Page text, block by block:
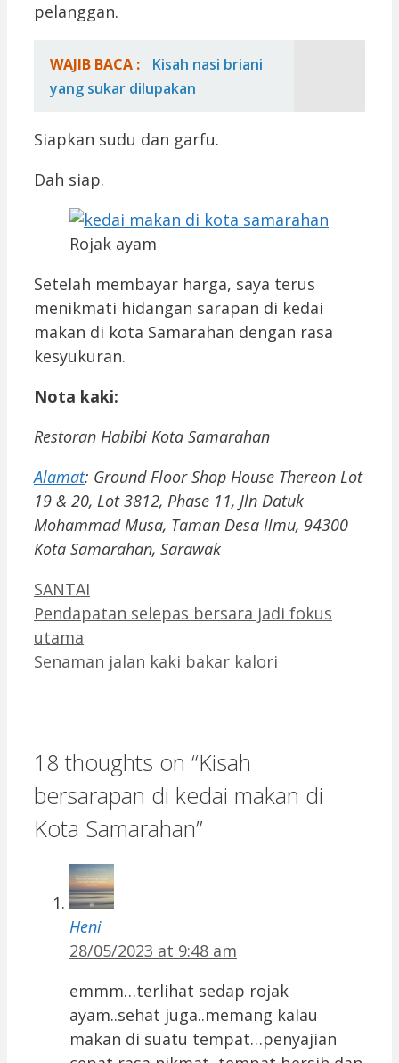
pelanggan.
WAJIB BACA :
Kisah nasi briani
yang sukar dilupakan
Siapkan sudu dan garfu.
Dah siap.
Rojak ayam
Setelah membayar harga, saya terus
menikmati hidangan sarapan di kedai
makan di kota Samarahan dengan rasa
kesyukuran.
Nota kaki:
Restoran Habibi Kota Samarahan
Alamat: Ground Floor Shop House Thereon Lot
19 & 20, Lot 3812, Phase 11, Jln Datuk
Mohammad Musa, Taman Desa Ilmu, 94300
Kota Samarahan, Sarawak
Categories
SANTAI
Pendapatan selepas bersara jadi fokus
utama
Senaman jalan kaki bakar kalori
18 thoughts on “Kisah
bersarapan di kedai makan di
Kota Samarahan”
Heni
28/05/2023 at 9:48 am
emmm…terlihat sedap rojak
ayam..sehat juga..memang kalau
makan di suatu tempat…penyajian